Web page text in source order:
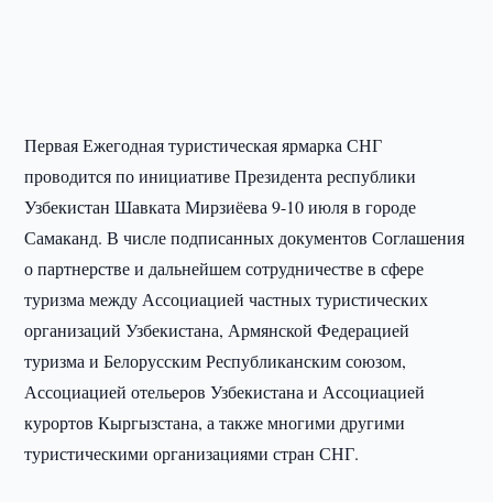
Первая Ежегодная туристическая ярмарка СНГ
проводится по инициативе Президента республики
Узбекистан Шавката Мирзиёева 9-10 июля в городе
Самаканд. В числе подписанных документов Соглашения
о партнерстве и дальнейшем сотрудничестве в сфере
туризма между Ассоциацией частных туристических
организаций Узбекистана, Армянской Федерацией
туризма и Белорусским Республиканским союзом,
Ассоциацией отельеров Узбекистана и Ассоциацией
курортов Кыргызстана, а также многими другими
туристическими организациями стран СНГ.